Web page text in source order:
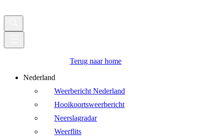
Terug naar home
Nederland
Weerbericht Nederland
Hooikoortsweerbericht
Neerslagradar
Weerflits